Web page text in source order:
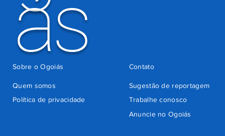
ás
Quem somos
Sugestão de reportagem
Trabalhe conosco
Política de privacidade
Anuncie no Ogoiás
Contato
Sobre o Ogoiás